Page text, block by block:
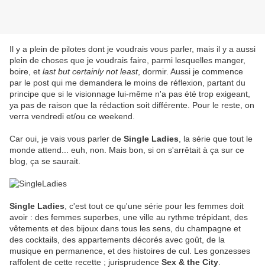
Il y a plein de pilotes dont je voudrais vous parler, mais il y a aussi
plein de choses que je voudrais faire, parmi lesquelles manger,
boire, et last but certainly not least, dormir. Aussi je commence
par le post qui me demandera le moins de réflexion, partant du
principe que si le visionnage lui-même n'a pas été trop exigeant,
ya pas de raison que la rédaction soit différente. Pour le reste, on
verra vendredi et/ou ce weekend.
Car oui, je vais vous parler de Single Ladies , la série que tout le
monde attend... euh, non. Mais bon, si on s'arrêtait à ça sur ce
blog, ça se saurait.
Single Ladies , c'est tout ce qu'une série pour les femmes doit
avoir : des femmes superbes, une ville au rythme trépidant, des
vêtements et des bijoux dans tous les sens, du champagne et
des cocktails, des appartements décorés avec goût, de la
musique en permanence, et des histoires de cul. Les gonzesses
raffolent de cette recette ; jurisprudence Sex & the City